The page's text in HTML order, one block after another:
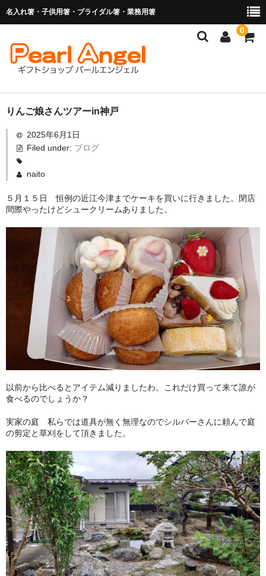
名入れ箸・子供用箸・ブライダル箸・業務用箸
0
商品を探す
お子様の入卒園に
業務用箸（食洗機対応）
マイ箸・箸袋
ご利用ガイド
よくあるご質問
お問い合せ
ブログ
りんご娘さんツアーin神戸
2025年6月1日
Filed under: ブログ
naito
５月１５日 恒例の近江今津までケーキを買いに行きました。閉店
間際やったけどシュークリームありました。
以前から比べるとアイテム減りましたわ。これだけ買って来て誰が
食べるのでしょうか？
実家の庭 私らでは道具が無く無理なのでシルバーさんに頼んで庭
の剪定と草刈をして頂きました。